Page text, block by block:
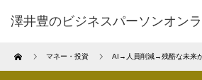
澤井豊のビジネスパーソンオン
Home マネー・投資 AI→人員削減→残酷な未来